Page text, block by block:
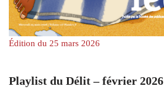
Édition du 25 mars 2026
Playlist du Délit – février 2026